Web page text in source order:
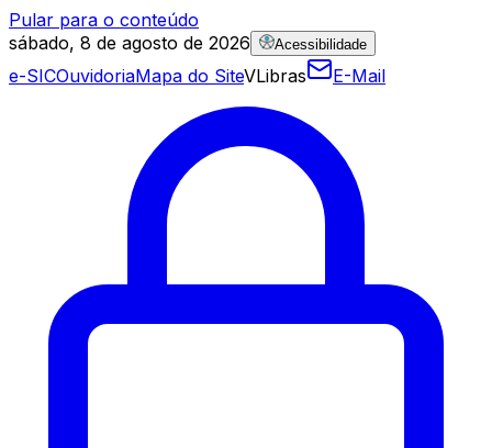
Pular para o conteúdo
sábado, 8 de agosto de 2026
Acessibilidade
e-SICOuvidoriaMapa do SiteVLibras E-Mail